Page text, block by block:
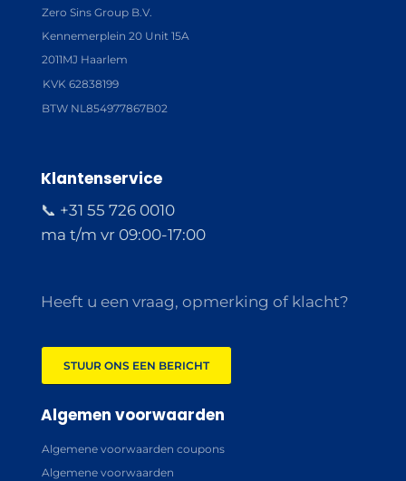
Zero Sins Group B.V.
Kennemerplein 20 Unit 15A
2011MJ Haarlem
KVK 62838199
BTW NL854977867B02
Klantenservice
📞 +31 55 726 0010
ma t/m vr 09:00-17:00
Heeft u een vraag, opmerking of klacht?
STUUR ONS EEN BERICHT
Algemen voorwaarden
Algemene voorwaarden coupons
Algemene voorwaarden